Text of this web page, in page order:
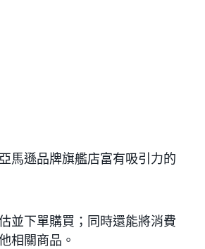
馬遜品牌旗艦店富有吸引力的
並下單購買；同時還能將消費
相關商品。